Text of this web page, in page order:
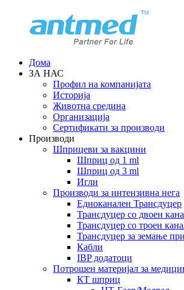
Дома
ЗА НАС
Профил на компанијата
Историја
Животна средина
Организација
Сертификати за производи
Производи
Шприцеви за вакцини
Шприц од 1 ml
Шприц од 3 ml
Игли
Производи за интензивна нега
Едноканален Трансдуцер
Трансдуцер со двоен
Трансдуцер со троен
Трансдуцер за земање
Кабли
IBP додатоци
Потрошен материјал за
КТ шприц